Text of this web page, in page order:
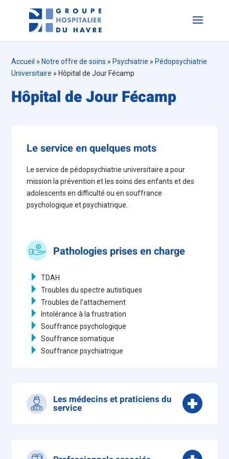
Accueil » Notre offre de soins » Psychiatrie » Pédopsychiatrie
Universitaire » Hôpital de Jour Fécamp
Hôpital de Jour Fécamp
Le service en quelques mots
Le service de pédopsychiatrie universitaire a pour
mission la prévention et les soins des enfants et des
adolescents en difficulté ou en souffrance
psychologique et psychiatrique.
Pathologies prises en charge
TDAH
Troubles du spectre autistiques
Troubles de l’attachement
Intolérance à la frustration
Souffrance psychologique
Souffrance somatique
Souffrance psychiatrique
Les médecins et praticiens du
service